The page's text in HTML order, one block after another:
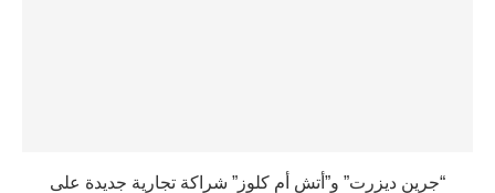
“جرين ديزرت” و”أتش أم كلوز” شراكة تجارية جديدة على